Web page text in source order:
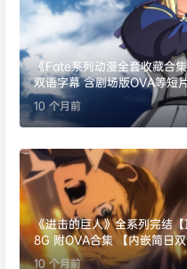
《Fate系列动漫全套收藏合
双语字幕 含剧场版OVA等短
10 个月前
《进击的巨人》全系列完结
8G 附OVA合集 【内嵌简日
10 个月前